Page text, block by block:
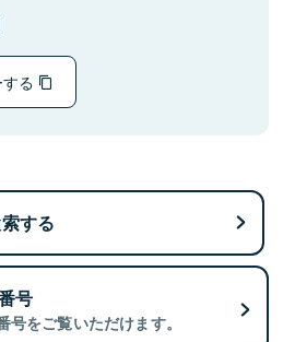
る
する
号
をご覧いただけます。